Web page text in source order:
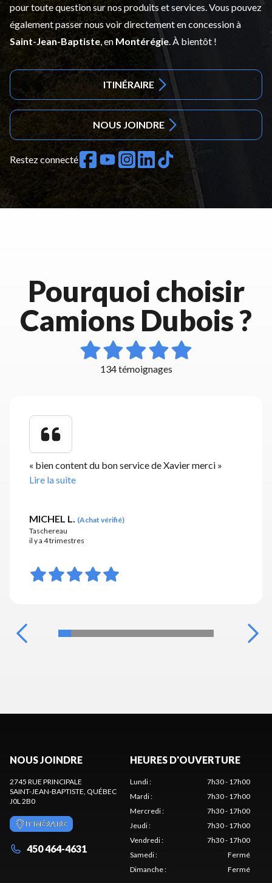
pour toute question sur nos produits et services. Vous pouvez
également passer nous voir directement en concession à
Saint-Jean-Baptiste , en Montérégie . À bientôt !
ITINÉRAIRE
NOUS JOINDRE
Restez connecté
Pourquoi choisir
Camions Dubois ?
134 témoignages
« bien content du bon service de Xavier merci »
Lire la suite
MICHEL L. (Achat vérifié)
Taschereau
il y a 4 trimestres
NOUS JOINDRE
2745 RUE PRINCIPALE
SAINT-JEAN-BAPTISTE , QUÉBEC
J0L 2B0
ITINÉRAIRE
450 464-4631
HEURES D'OUVERTURE
Lundi:
7h30 - 17h00
Mardi:
7h30 - 17h00
Mercredi:
7h30 - 17h00
Jeudi:
7h30 - 17h00
Vendredi:
7h30 - 17h00
Samedi:
Fermé
Dimanche: Fermé